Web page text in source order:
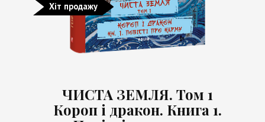
Хіт продажу
ЧИСТА ЗЕМЛЯ. Том 1
Короп і дракон. Книга 1.